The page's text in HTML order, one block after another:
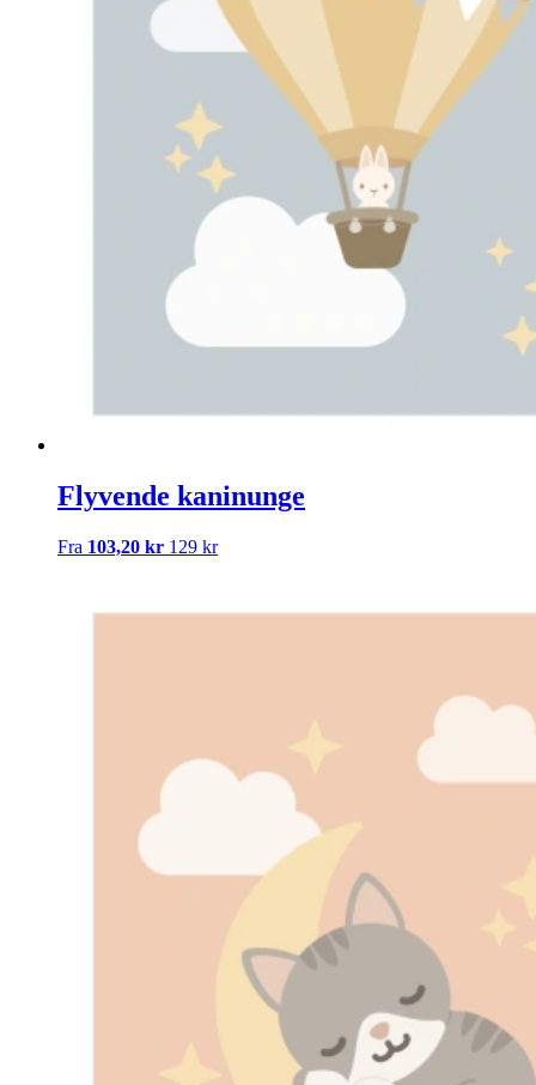
Flyvende kaninunge
Fra 103,20 kr 129 kr